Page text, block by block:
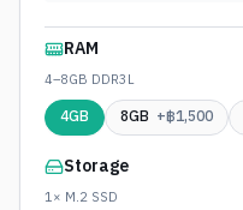
RAM
4–8GB DDR3L
4GB 8GB +฿1,500
Storage
1× M.2 SSD